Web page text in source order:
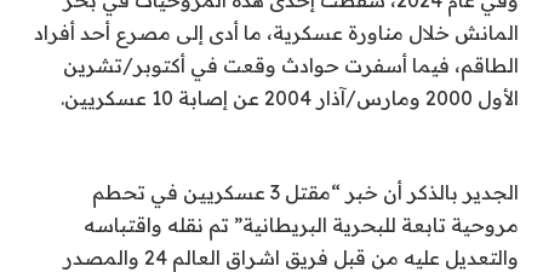
المانش خلال مناورة عسكرية، ما أدى إلى مصرع أحد أفراد
الطاقم، فيما أسفرت حوادث وقعت في أكتوبر/تشرين
الأول 2000 ومارس/آذار 2004 عن إصابة 10 عسكريين.
الجدير بالذكر أن خبر “مقتل 3 عسكريين في تحطم
مروحية تابعة للبحرية البريطانية” تم نقله واقتباسه
والتعديل عليه من قبل فريق اشراق العالم 24 والمصدر